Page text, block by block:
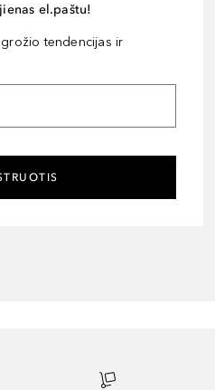
el.paštu!
tendencijas ir